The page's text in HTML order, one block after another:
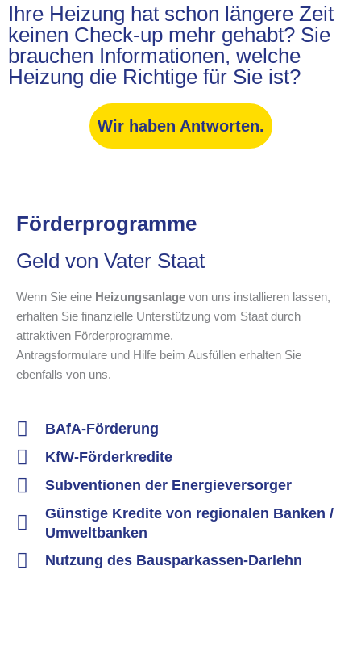
Ihre Heizung hat schon längere Zeit
keinen Check-up mehr gehabt? Sie
brauchen Informationen, welche
Heizung die Richtige für Sie ist?
Wir haben Antworten.
Förderprogramme
Geld von Vater Staat
Wenn Sie eine Heizungsanlage von uns installieren lassen,
erhalten Sie finanzielle Unterstützung vom Staat durch
attraktiven Förderprogramme.
Antragsformulare und Hilfe beim Ausfüllen erhalten Sie
ebenfalls von uns.
BAfA-Förderung
KfW-Förderkredite
Subventionen der Energieversorger
Günstige Kredite von regionalen Banken /
Umweltbanken
Nutzung des Bausparkassen-Darlehn